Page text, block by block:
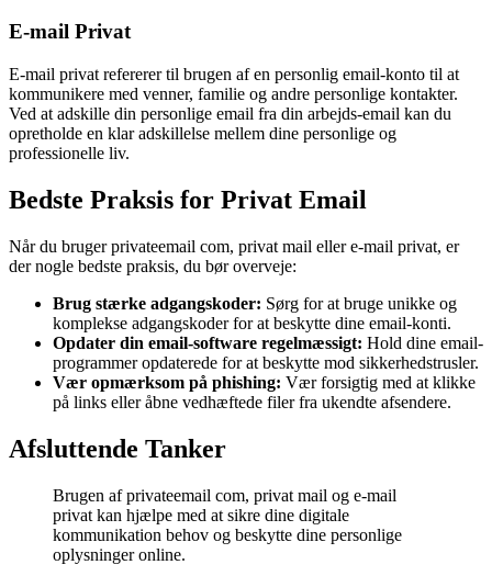
E-mail Privat
E-mail privat refererer til brugen af en personlig email-konto til at
kommunikere med venner, familie og andre personlige kontakter.
Ved at adskille din personlige email fra din arbejds-email kan du
opretholde en klar adskillelse mellem dine personlige og
professionelle liv.
Bedste Praksis for Privat Email
Når du bruger privateemail com, privat mail eller e-mail privat, er
der nogle bedste praksis, du bør overveje:
Brug stærke adgangskoder: Sørg for at bruge unikke og
komplekse adgangskoder for at beskytte dine email-konti.
Opdater din email-software regelmæssigt: Hold dine email-
programmer opdaterede for at beskytte mod sikkerhedstrusler.
Vær opmærksom på phishing: Vær forsigtig med at klikke
på links eller åbne vedhæftede filer fra ukendte afsendere.
Afsluttende Tanker
Brugen af privateemail com, privat mail og e-mail
privat kan hjælpe med at sikre dine digitale
kommunikation behov og beskytte dine personlige
oplysninger online.